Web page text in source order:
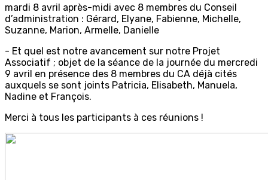
mardi 8 avril après-midi avec 8 membres du Conseil
d’administration : Gérard, Elyane, Fabienne, Michelle,
Suzanne, Marion, Armelle, Danielle
- Et quel est notre avancement sur notre Projet
Associatif ; objet de la séance de la journée du mercredi
9 avril en présence des 8 membres du CA déjà cités
auxquels se sont joints Patricia, Elisabeth, Manuela,
Nadine et François.
Merci à tous les participants à ces réunions !